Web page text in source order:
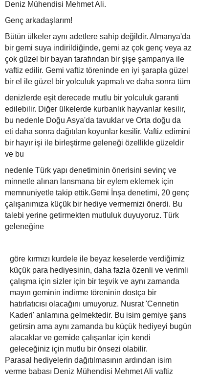
Deniz Mühendisi Mehmet Ali.
Genç arkadaşlarım!
Bütün ülkeler aynı adetlere sahip değildir. Almanya'da
bir gemi suya indirildiğinde, gemi az çok genç veya az
çok güzel bir bayan tarafından bir şişe şampanya ile
vaftiz edilir. Gemi vaftiz töreninde en iyi şarapla güzel
bir el ile güzel bir yolculuk yapmalı ve daha sonra tüm
denizlerde eşit derecede mutlu bir yolculuk garanti
edilebilir. Diğer ülkelerde kurbanlık hayvanlar kesilir,
bu nedenle Doğu Asya'da tavuklar ve Orta doğu da
eti daha sonra dağıtılan koyunlar kesilir. Vaftiz edimini
bir hayır işi ile birleştirme geleneği özellikle güzeldir
ve bu
nedenle Türk yapı denetiminin önerisini sevinç ve
minnetle alınan lansmana bir eylem eklemek için
memnuniyetle takip ettik.Gemi İnşa denetimi, 20 genç
çalışanımıza küçük bir hediye vermemizi önerdi. Bu
talebi yerine getirmekten mutluluk duyuyoruz. Türk
geleneğine
göre kırmızı kurdele ile beyaz keselerde verdiğimiz
küçük para hediyesinin, daha fazla özenli ve verimli
çalışma için sizler için bir teşvik ve aynı zamanda
mayın geminin indirme töreninin dostça bir
hatırlatıcısı olacağını umuyoruz. Nusrat 'Cennetin
Kaderi' anlamına gelmektedir. Bu isim gemiye şans
getirsin ama aynı zamanda bu küçük hediyeyi bugün
alacaklar ve gemide çalışanlar için kendi
geleceğiniz için mutlu bir önsezi olabilir.
Parasal hediyelerin dağıtılmasının ardından isim
verme babası Deniz Mühendisi Mehmet Ali vaftiz